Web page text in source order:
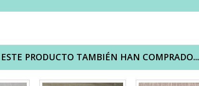
PRODUCTO TAMBIÉN HAN COMPRADO...